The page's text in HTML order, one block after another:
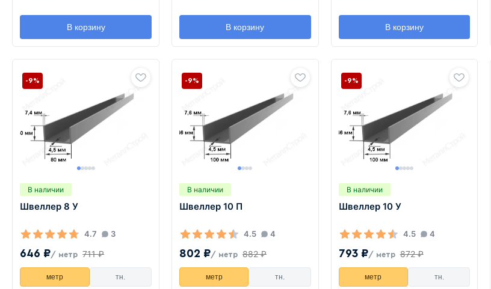
В корзину В корзину В корзину
В наличии
Швеллер 8 У
4.7 3
646 ₽/ метр 711 ₽
-9%
метр тн.
В наличии
Швеллер 10 П
4.5 4
802 ₽/ метр 882 ₽
-9%
метр тн.
В наличии
Швеллер 10 У
4.5 4
793 ₽/ метр 872 ₽
-9%
метр тн.